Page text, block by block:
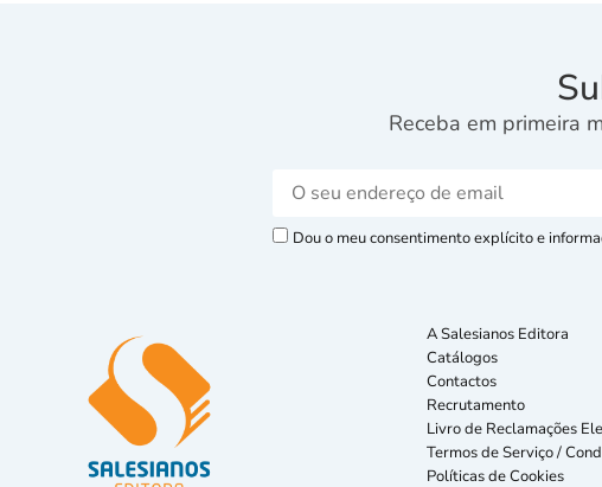
Receba em primeira
Dou o meu consentimento explícito e
A Salesianos Editora
Catálogos
Contactos
Recrutamento
Livro de Reclamações
Termos de Serviço /
Políticas de Cookies